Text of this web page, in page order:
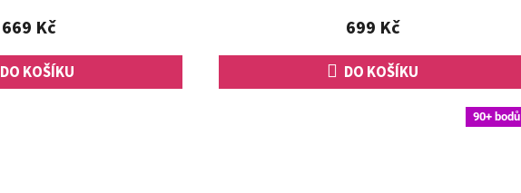
669 Kč
DO KOŠÍKU
699 Kč
DO KOŠÍKU
90+ bodů